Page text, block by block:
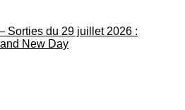
Sorties du 29 juillet 2026 :
New Day